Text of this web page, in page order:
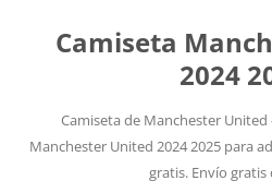
Camiseta
2024
Camiseta de Manchester
Manchester United 2024 2025 para
gratis. Envío gratis